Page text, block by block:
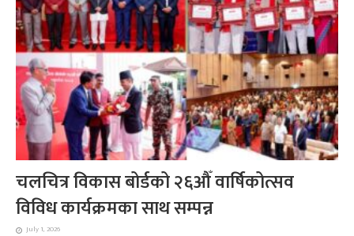
चलचित्र विकास बोर्डको २६औँ वार्षिकोत्सव
विविध कार्यक्रमका साथ सम्पन्न
July 1, 2026